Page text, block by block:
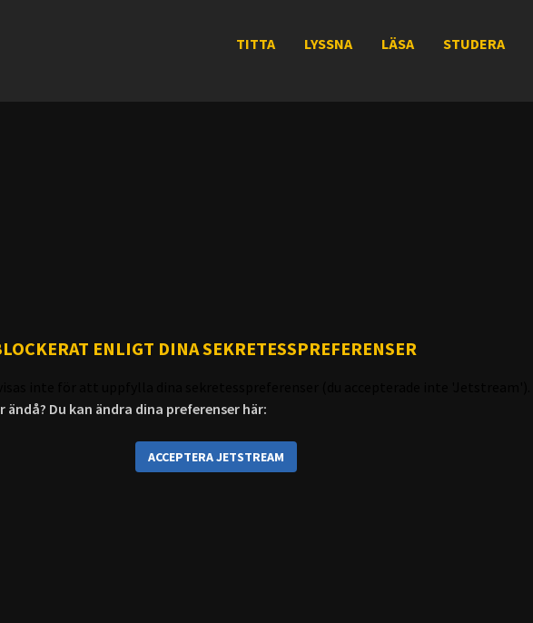
TITTA LYSSNA LÄSA STUDERA
ENLIGT DINA SEKRETESSPREFERENSER
ändå? Du kan ändra dina preferenser här:
ACCEPTERA JETSTREAM